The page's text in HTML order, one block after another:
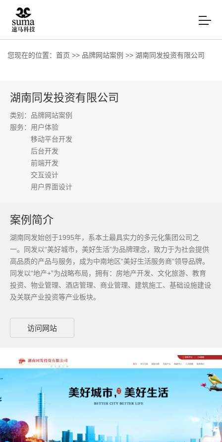
您现在的位置： 首页 >> 品牌网站案例 >> 湖南同发投资有限公司
湖南同发投资有限公司
类别：品牌网站案例
服务： 用户体验
移动平台开发
后台开发
前端开发
交互设计
用户界面设计
案例简介
湖南同发始创于1995年，系本土最具实力的多元化集团公司之
一。同发以“美好城市，美好生活”为品牌理念，致力于为社会提供
高品质的产品与服务，成为中南地区“美好生活服务商”领导品牌。
同发以“地产+”为战略布局，拥有：房地产开发、文化旅游、教育
投资、物业管理、酒店管理、商业管理、建筑施工、基础设施建设
及关联产业投资等产业板块。
访问网站